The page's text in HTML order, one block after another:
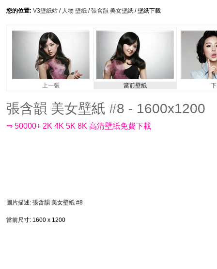
您的位置: V3壁紙站 / 人物 壁紙 /張含韻 美女壁紙 / 壁紙下載
上一張 當前壁紙
張含韻 美女壁紙 #8 - 1600x1200
⇒ 50000+ 2K 4K 5K 8K 高清壁紙免費下載
圖片描述: 張含韻 美女壁紙 #8
當前尺寸: 1600 x 1200